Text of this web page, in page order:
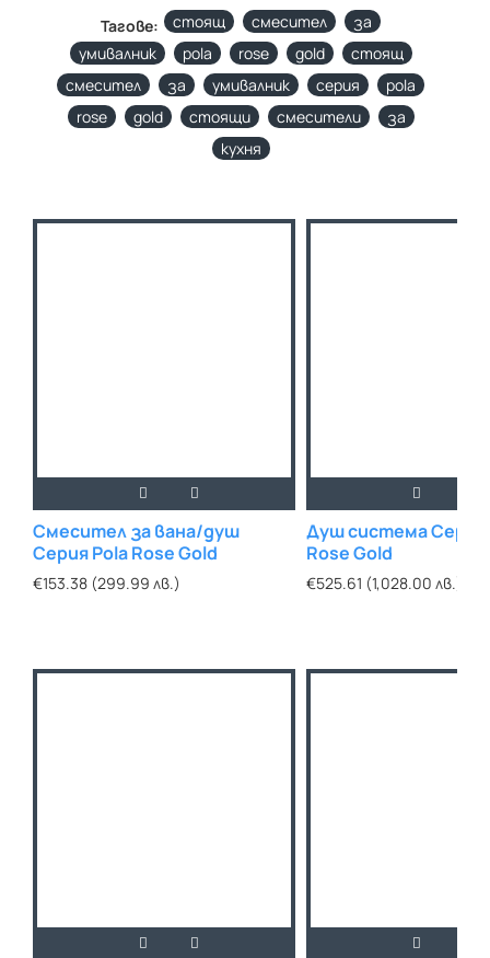
Тагове: стоящ смесител
за
умивалник
pola rose gold
стоящ
смесител
за умивалник серия
pola
rose
gold стоящи смесители
за
кухня
Смесител за вана/душ
Серия Pola Rose Gold
€153.38 (299.99 лв.)
Душ система Серия
Rose Gold
€525.61 (1,028.00 лв.)